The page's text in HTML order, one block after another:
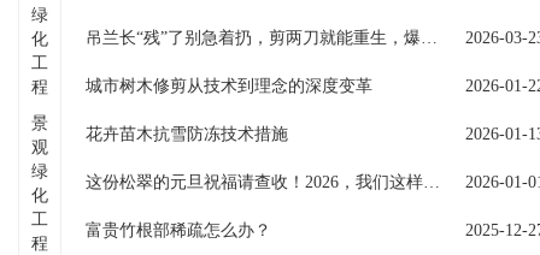
绿
化
工
程
景
观
绿
化
工
程
吊兰长“残”了别急着扔，剪两刀就能重生，爆盆快得惊人 2026-03-
城市树木修剪从技术到理念的深度变革 2026-01-
花卉苗木抗雪防冻技术措施 2026-01-
这份松翠的元旦祝福请查收！2026，我们这样启航...... 2026-01-
富贵竹根部稀疏怎么办？ 2025-12-